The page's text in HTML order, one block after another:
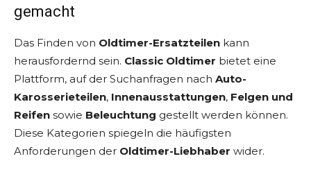
gemacht
Das Finden von Oldtimer-Ersatzteilen kann
herausfordernd sein. Classic Oldtimer bietet eine
Plattform, auf der Suchanfragen nach Auto-
Karosserieteilen, Innenausstattungen, Felgen und
Reifen sowie Beleuchtung gestellt werden können.
Diese Kategorien spiegeln die häufigsten
Anforderungen der Oldtimer-Liebhaber wider.